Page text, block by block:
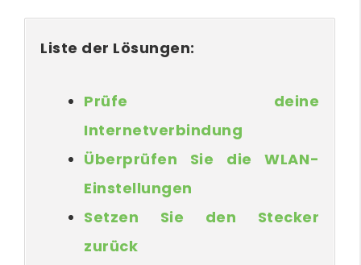
Liste der Lösungen:
Prüfe deine
Internetverbindung
Überprüfen Sie die WLAN-
Einstellungen
Setzen Sie den Stecker
zurück